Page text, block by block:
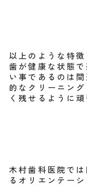
以上のような特
歯が健康な状態
い事であるのは
的なクリーニン
く残せるように
木村歯科医院で
るオリエンテー